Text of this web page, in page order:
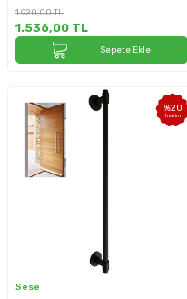
1.920,00TL
1.536,00 TL
Sepete Ekle
%20
İndirim
Sese